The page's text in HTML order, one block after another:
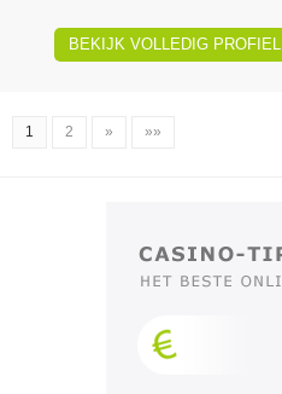
BEKIJK VOLLEDIG PROFIEL
1 2 » »»